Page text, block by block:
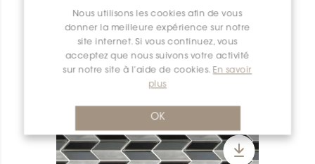
Nous utilisons les cookies afin de vous
donner la meilleure expérience sur notre
site internet. Si vous continuez, vous
acceptez que nous suivons votre activité
sur notre site à l’aide de cookies. En savoir
plus
OK